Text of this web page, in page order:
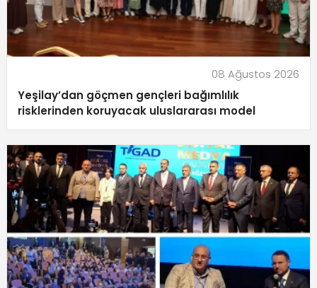
08 Ağustos 2026
Yeşilay’dan göçmen gençleri bağımlılık
risklerinden koruyacak uluslararası model